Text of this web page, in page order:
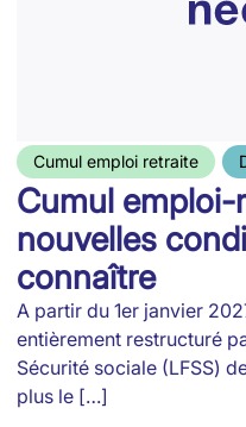
Cumul emploi retraite
Cumul emploi-
nouvelles
connaître
A partir du 1er janvier
entièrement restructuré
Sécurité sociale (LFSS)
plus le […]